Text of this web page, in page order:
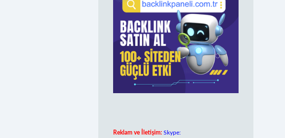
Reklam ve İletişim: Skype: